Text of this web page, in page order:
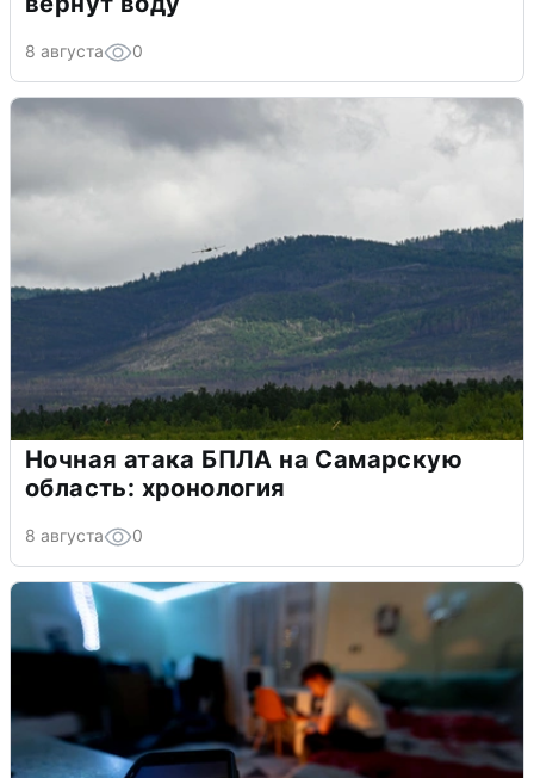
8 августа 0
Ночная атака БПЛА на Самарскую
область: хронология
8 августа 0